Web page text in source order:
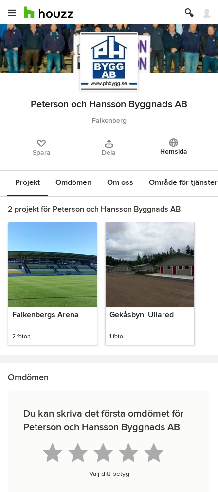
Peterson och Hansson Byggnads AB
Falkenberg
Spara Dela Hemsida
Projekt Omdömen Om oss Område för tjänster
2 projekt för Peterson och Hansson Byggnads AB
Falkenbergs Arena
2 foton
Gekåsbyn, Ullared
1 foto
Omdömen
Du kan skriva det första omdömet för
Peterson och Hansson Byggnads AB
Välj ditt betyg